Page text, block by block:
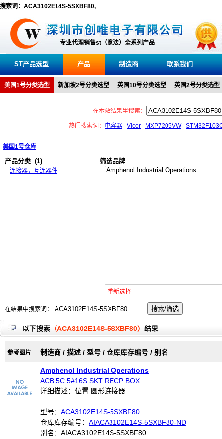
搜索词：ACA3102E14S-5SXBF80,
专业代理销售st（意法）全系列产品
ST产品选型 产品 制造商 联系我们
美国1号分类选型 新加坡2号分类选型 英国10号分类选型 英国2号分类选型
在本站结果里搜索：
热门搜索词： 电容器 Vicor MXP7205VW
美国1号仓库
产品分类 (1)
连接器，互连器件
筛选品牌
重新选择
在结果中搜索词：
以下搜索 （ACA3102E14S-5SXBF80） 结果
参考图片 制造商 / 描述 / 型号 / 仓库库存编号 / 别名
Amphenol Industrial Operations
ACB 5C 5#16S SKT RECP BOX
详细描述：位置 圆形连接器
型号： ACA3102E14S-5SXBF80
仓库库存编号： AIACA3102E14S-5SXBF80-ND
别名：AIACA3102E14S-5SXBF80